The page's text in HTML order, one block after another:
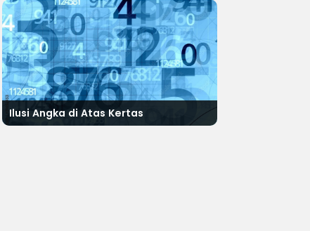
Ilusi Angka di Atas Kertas